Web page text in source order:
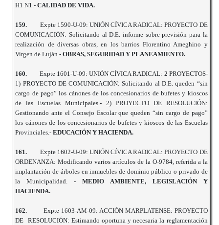
H1 N1.-CALIDAD DE VIDA.
159.
Expte 1590-U-09: UNIÓN CÍVICA RADICAL: PROYECTO DE
COMUNICACIÓN: Solicitando al D.E. informe sobre previsión para la
realización de diversas obras, en los barrios Florentino Ameghino y
Virgen de Luján.-OBRAS, SEGURIDAD Y PLANEAMIENTO.
160.
Expte 1601-U-09: UNIÓN CÍVICA RADICAL: 2 PROYECTOS-
1) PROYECTO DE COMUNICACIÓN: Solicitando al D.E. queden “sin
cargo de pago” los cánones de los concesionarios de bufetes y kioscos
de las Escuelas Municipales.- 2) PROYECTO DE RESOLUCIÓN:
Gestionando ante el Consejo Escolar que queden “sin cargo de pago”
los cánones de los concesionarios de bufetes y kioscos de las Escuelas
Provinciales.-EDUCACIÓN Y HACIENDA.
161.
Expte 1602-U-09: UNIÓN CÍVICA RADICAL: PROYECTO DE
ORDENANZA: Modificando varios artículos de la O-9784, referida a la
implantación de árboles en inmuebles de dominio público o privado de
la Municipalidad. - MEDIO AMBIENTE, LEGISLACIÓN Y
HACIENDA.
162.
Expte 1603-AM-09: ACCIÓN MARPLATENSE: PROYECTO
DE RESOLUCIÓN: Estimando oportuna y necesaria la reglamentación